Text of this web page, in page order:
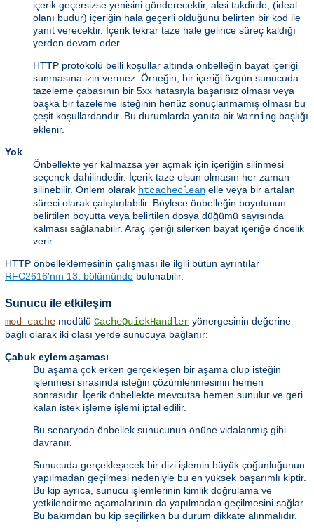
içerik geçersizse yenisini gönderecektir, aksi takdirde, (ideal
olanı budur) içeriğin hala geçerli olduğunu belirten bir kod ile
yanıt verecektir. İçerik tekrar taze hale gelince süreç kaldığı
yerden devam eder.
HTTP protokolü belli koşullar altında önbelleğin bayat içeriği
sunmasına izin vermez. Örneğin, bir içeriği özgün sunucuda
tazeleme çabasının bir 5xx hatasıyla başarısız olması veya
başka bir tazeleme isteğinin henüz sonuçlanmamış olması bu
çeşit koşullardandır. Bu durumlarda yanıta bir Warning başlığı
eklenir.
Yok
Önbellekte yer kalmazsa yer açmak için içeriğin silinmesi
seçenek dahilindedir. İçerik taze olsun olmasın her zaman
silinebilir. Önlem olarak htcacheclean elle veya bir artalan
süreci olarak çalıştırılabilir. Böylece önbelleğin boyutunun
belirtilen boyutta veya belirtilen dosya düğümü sayısında
kalması sağlanabilir. Araç içeriği silerken bayat içeriğe öncelik
verir.
HTTP önbelleklemesinin çalışması ile ilgili bütün ayrıntılar
RFC2616'nın 13. bölümünde bulunabilir.
Sunucu ile etkileşim
mod_cache modülü CacheQuickHandler yönergesinin değerine
bağlı olarak iki olası yerde sunucuya bağlanır:
Çabuk eylem aşaması
Bu aşama çok erken gerçekleşen bir aşama olup isteğin
işlenmesi sırasında isteğin çözümlenmesinin hemen
sonrasıdır. İçerik önbellekte mevcutsa hemen sunulur ve geri
kalan istek işleme işlemi iptal edilir.
Bu senaryoda önbellek sunucunun önüne vidalanmış gibi
davranır.
Sunucuda gerçekleşecek bir dizi işlemin büyük çoğunluğunun
yapılmadan geçilmesi nedeniyle bu en yüksek başarımlı kiptir.
Bu kip ayrıca, sunucu işlemlerinin kimlik doğrulama ve
yetkilendirme aşamalarının da yapılmadan geçilmesini sağlar.
Bu bakımdan bu kip seçilirken bu durum dikkate alınmalıdır.